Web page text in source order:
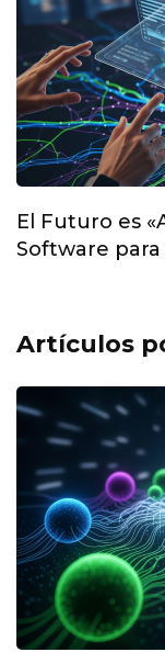
El Futuro es
Software para
Artículos